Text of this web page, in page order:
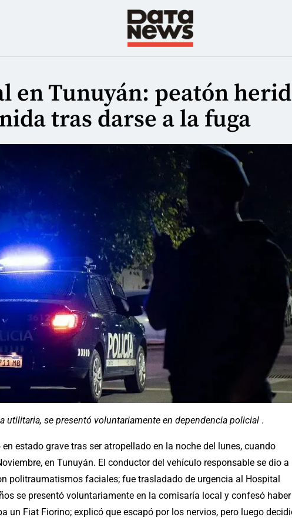
en Tunuyán: peatón
tras darse a la fuga
utilitaria, se presentó voluntariamente en dependencia policial .
estado grave tras ser atropellado en la noche del lunes, cuando
en Tunuyán. El conductor del vehículo responsable se dio a
politraumatismos faciales; fue trasladado de urgencia al Hospital
se presentó voluntariamente en la comisaría local y confesó haber
un Fiat Fiorino; explicó que escapó por los nervios, pero luego